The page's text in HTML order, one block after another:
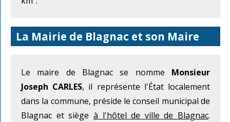
La Mairie de Blagnac et son Maire
Le maire de Blagnac se nomme Monsieur
Joseph CARLES, il représente l'État localement
dans la commune, préside le conseil municipal de
Blagnac et siège à l'hôtel de ville de Blagnac.